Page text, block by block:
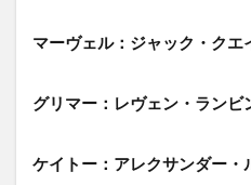
マーヴェル：ジャック・クエ
グリマー：レヴェン・ランビ
ケイトー：アレクサンダー・